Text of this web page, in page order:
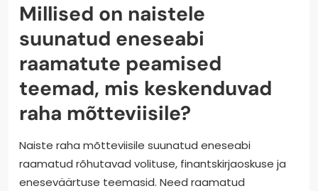
Millised on naistele
suunatud eneseabi
raamatute peamised
teemad, mis keskenduvad
raha mõtteviisile?
Naiste raha mõtteviisile suunatud eneseabi
raamatud rõhutavad volituse, finantskirjaoskuse ja
eneseväärtuse teemasid. Need raamatud